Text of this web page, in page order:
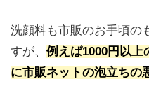
洗顔料も市販のお手頃の
すが、 例えば1000円以上
に市販ネットの泡立ちの